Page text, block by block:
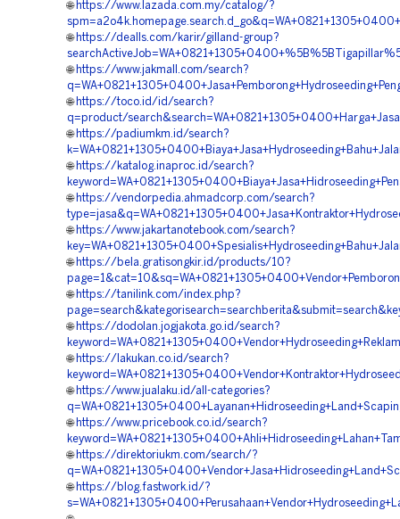
🌐 https://www.lazada.com.my/catalog/?
🌐 https://dealls.com/karir/gilland-group?
🌐 https://www.jakmall.com/search?
🌐 https://toco.id/id/search?
q=product/
🌐 https://padiumkm.id/search?
🌐 https://katalog.inaproc.id/search?
🌐 https://vendorpedia.ahmadcorp.com/search?
🌐 https://www.jakartanotebook.com/search?
🌐 https://bela.gratisongkir.id/products/10?
🌐 https://tanilink.com/index.php?
🌐 https://dodolan.jogjakota.go.id/search?
🌐 https://lakukan.co.id/search?
🌐 https://www.jualaku.id/all-categories?
🌐 https://www.pricebook.co.id/search?
🌐 https://direktoriukm.com/search/?
🌐 https://blog.fastwork.id/?